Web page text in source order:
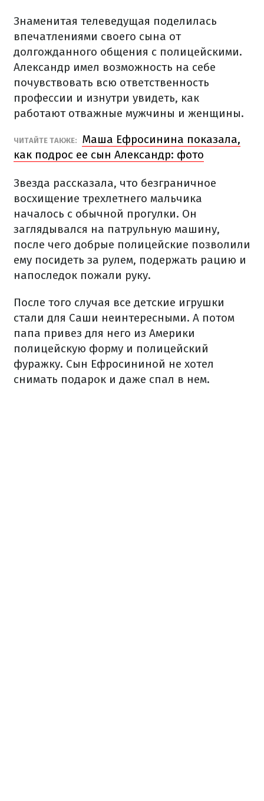
Знаменитая телеведущая поделилась
впечатлениями своего сына от
долгожданного общения с полицейскими.
Александр имел возможность на себе
почувствовать всю ответственность
профессии и изнутри увидеть, как
работают отважные мужчины и женщины.
ЧИТАЙТЕ ТАКЖЕ:
Маша Ефросинина показала,
как подрос ее сын Александр: фото
Звезда рассказала, что безграничное
восхищение трехлетнего мальчика
началось с обычной прогулки. Он
заглядывался на патрульную машину,
после чего добрые полицейские позволили
ему посидеть за рулем, подержать рацию и
напоследок пожали руку.
После того случая все детские игрушки
стали для Саши неинтересными. А потом
папа привез для него из Америки
полицейскую форму и полицейский
фуражку. Сын Ефросининой не хотел
снимать подарок и даже спал в нем.